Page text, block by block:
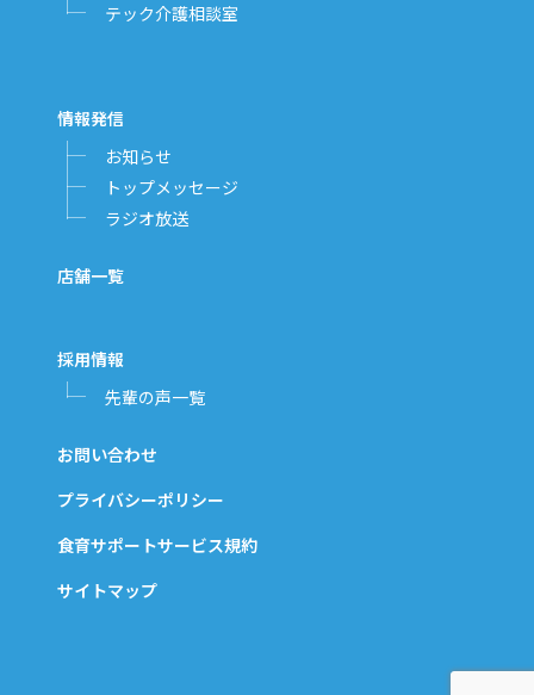
テック介護相談室
情報発信
お知らせ
トップメッセージ
ラジオ放送
店舗一覧
採用情報
先輩の声一覧
お問い合わせ
プライバシーポリシー
食育サポートサービス規約
サイトマップ